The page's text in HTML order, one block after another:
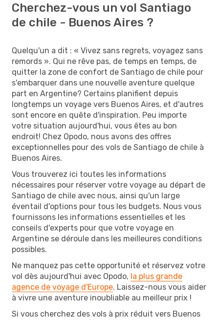
Cherchez-vous un vol Santiago
de chile - Buenos Aires ?
Quelqu'un a dit : « Vivez sans regrets, voyagez sans
remords ». Qui ne rêve pas, de temps en temps, de
quitter la zone de confort de Santiago de chile pour
s'embarquer dans une nouvelle aventure quelque
part en Argentine? Certains planifient depuis
longtemps un voyage vers Buenos Aires, et d'autres
sont encore en quête d'inspiration. Peu importe
votre situation aujourd'hui, vous êtes au bon
endroit! Chez Opodo, nous avons des offres
exceptionnelles pour des vols de Santiago de chile à
Buenos Aires.
Vous trouverez ici toutes les informations
nécessaires pour réserver votre voyage au départ de
Santiago de chile avec nous, ainsi qu'un large
éventail d'options pour tous les budgets. Nous vous
fournissons les informations essentielles et les
conseils d'experts pour que votre voyage en
Argentine se déroule dans les meilleures conditions
possibles.
Ne manquez pas cette opportunité et réservez votre
vol dès aujourd'hui avec Opodo, la plus grande
agence de voyage d'Europe. Laissez-nous vous aider
à vivre une aventure inoubliable au meilleur prix !
Si vous cherchez des vols à prix réduit vers Buenos